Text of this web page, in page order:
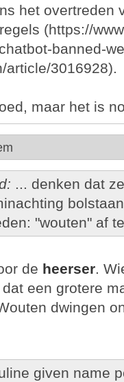
het overtreden
(https://
banned-
article/3016928).
maar het is
... denken dat
"wouten" af
de heerser.
een grotere
dwingen
given name